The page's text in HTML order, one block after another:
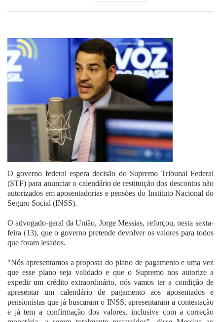
Anuncie
Fale Conosco
O governo federal espera decisão do Supremo Tribunal Federal
(STF) para anunciar o calendário de restituição dos descontos não
autorizados em aposentadorias e pensões do Instituto Nacional do
Seguro Social (INSS).
O advogado-geral da União, Jorge Messias, reforçou, nesta sexta-
feira (13), que o governo pretende devolver os valores para todos
que foram lesados.
"Nós apresentamos a proposta do plano de pagamento e uma vez
que esse plano seja validado e que o Supremo nos autorize a
expedir um crédito extraordinário, nós vamos ter a condição de
apresentar um calendário de pagamento aos aposentados e
pensionistas que já buscaram o INSS, apresentaram a contestação
e já tem a confirmação dos valores, inclusive com a correção